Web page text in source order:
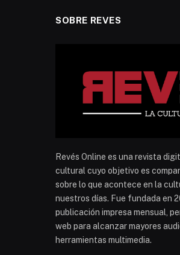
SOBRE REVES
Revés Online es una revista
cultural cuyo objetivo es
sobre lo que acontece en la
nuestros días. Fue fundada en
publicación impresa mensual,
web para alcanzar mayores
herramientas multimedia.